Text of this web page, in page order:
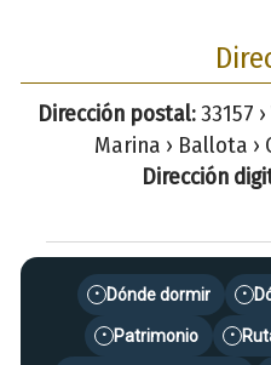
Dirección postal:33157
Marina › Ballota ›
Dirección
• Dónde dormir •
• Patrimonio •